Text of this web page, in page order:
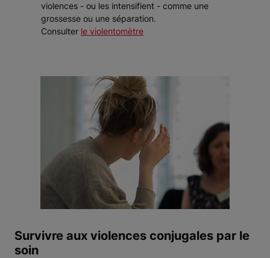
violences - ou les intensifient - comme une
grossesse ou une séparation.
Consulter le violentomètre
Survivre aux violences conjugales par le
soin